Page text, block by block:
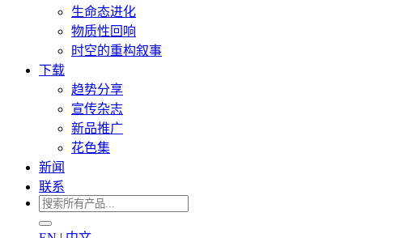
生命态进化
物质性回响
时空的重构叙事
下载
趋势分享
宣传杂志
新品推广
花色集
新闻
联系